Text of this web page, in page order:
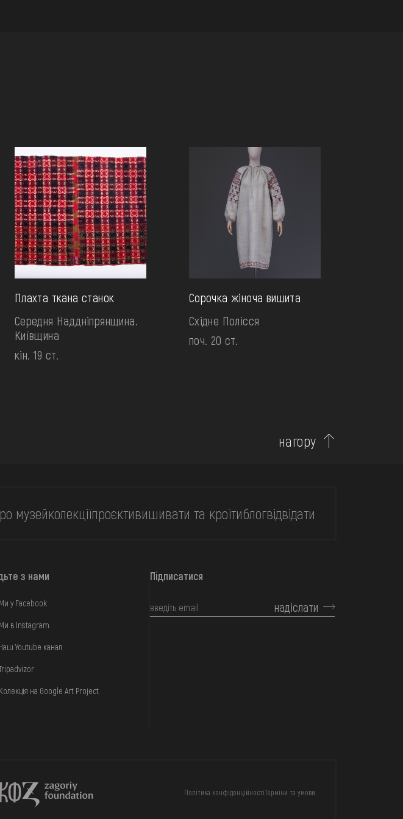
КОНТАКТИ
Плахта ткана станок
Середня Наддніпрянщина.
Київщина
кін. 19 ст.
Сорочка жіноча вишита
Східне Полісся
поч. 20 ст.
нагору
музейколекціїпроєктивишивати та кроїтиблогвідвідати
з нами
Ми у Facebook
Ми в Instagram
Наш Youtube канал
Колекція на Google Art Project
Підписатися
надіслати
Політика конфіденційностіТерміни та умови